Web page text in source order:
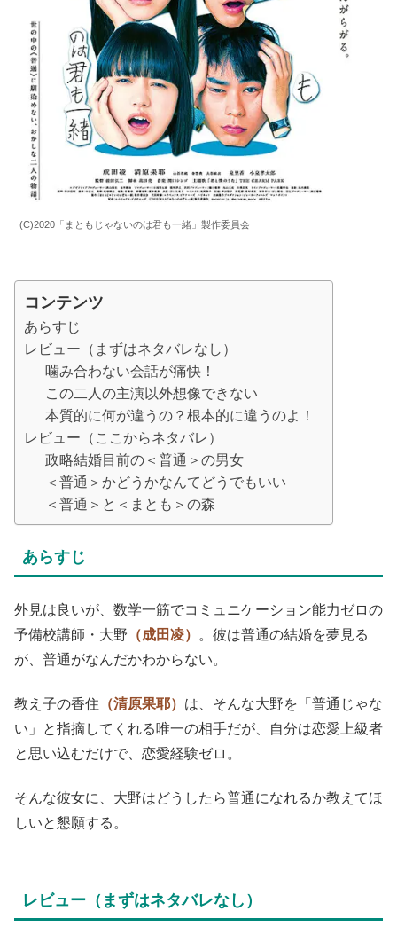
(C)2020「まともじゃないのは君も一緒」製作委員会
コンテンツ
あらすじ
レビュー（まずはネタバレなし）
噛み合わない会話が痛快！
この二人の主演以外想像できない
本質的に何が違うの？根本的に違うのよ！
レビュー（ここからネタバレ）
政略結婚目前の＜普通＞の男女
＜普通＞かどうかなんてどうでもいい
＜普通＞と＜まとも＞の森
あらすじ
外見は良いが、数学一筋でコミュニケーション能力ゼロの
予備校講師・大野 （成田凌）
。彼は普通の結婚を夢見る
が、普通がなんだかわからない。
教え子の香住 （清原果耶） は、そんな大野を「普通じゃな
い」と指摘してくれる唯一の相手だが、自分は恋愛上級者
と思い込むだけで、恋愛経験ゼロ。
そんな彼女に、大野はどうしたら普通になれるか教えてほ
しいと懇願する。
レビュー（まずはネタバレなし）